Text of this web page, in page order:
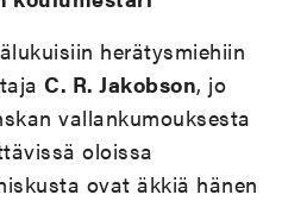
herätysmiehiin
C. R. Jakobson, jo
vallankumouksesta
oloissa
ovat äkkiä hänen